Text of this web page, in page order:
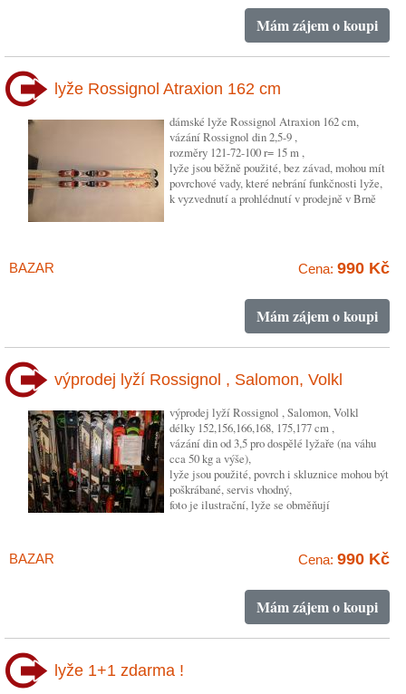
Mám zájem o koupi
lyže Rossignol Atraxion 162 cm
dámské lyže Rossignol Atraxion 162 cm,
vázání Rossignol din 2,5-9 ,
rozměry 121-72-100 r= 15 m ,
lyže jsou běžně použité, bez závad, mohou mít
povrchové vady, které nebrání funkčnosti lyže,
k vyzvednutí a prohlédnutí v prodejně v Brně
BAZAR Cena: 990 Kč
Mám zájem o koupi
výprodej lyží Rossignol , Salomon, Volkl
výprodej lyží Rossignol , Salomon, Volkl
délky 152,156,166,168, 175,177 cm ,
vázání din od 3,5 pro dospělé lyžaře (na váhu
cca 50 kg a výše),
lyže jsou použité, povrch i skluznice mohou být
poškrábané, servis vhodný,
foto je ilustrační, lyže se obměňují
BAZAR Cena: 990 Kč
Mám zájem o koupi
lyže 1+1 zdarma !